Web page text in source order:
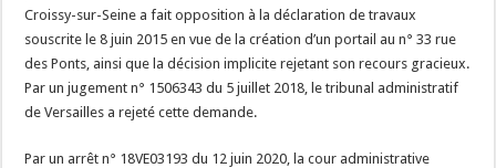
Croissy-sur-Seine a fait opposition à la déclaration de travaux
souscrite le 8 juin 2015 en vue de la création d’un portail au n° 33 rue
des Ponts, ainsi que la décision implicite rejetant son recours gracieux.
Par un jugement n° 1506343 du 5 juillet 2018, le tribunal administratif
de Versailles a rejeté cette demande.
Par un arrêt n° 18VE03193 du 12 juin 2020, la cour administrative